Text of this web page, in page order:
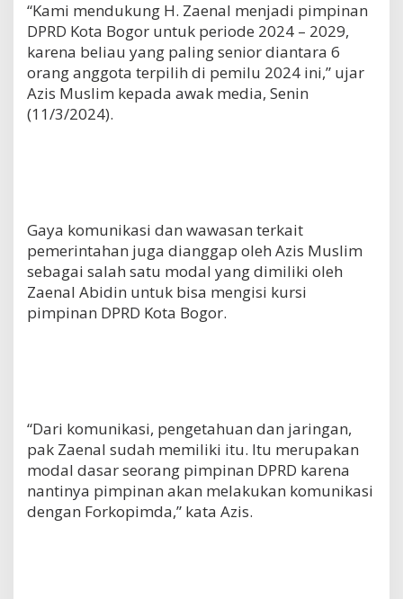
“Kami mendukung H. Zaenal menjadi pimpinan
DPRD Kota Bogor untuk periode 2024 – 2029,
karena beliau yang paling senior diantara 6
orang anggota terpilih di pemilu 2024 ini,” ujar
Azis Muslim kepada awak media, Senin
(11/3/2024).
Gaya komunikasi dan wawasan terkait
pemerintahan juga dianggap oleh Azis Muslim
sebagai salah satu modal yang dimiliki oleh
Zaenal Abidin untuk bisa mengisi kursi
pimpinan DPRD Kota Bogor.
“Dari komunikasi, pengetahuan dan jaringan,
pak Zaenal sudah memiliki itu. Itu merupakan
modal dasar seorang pimpinan DPRD karena
nantinya pimpinan akan melakukan komunikasi
dengan Forkopimda,” kata Azis.